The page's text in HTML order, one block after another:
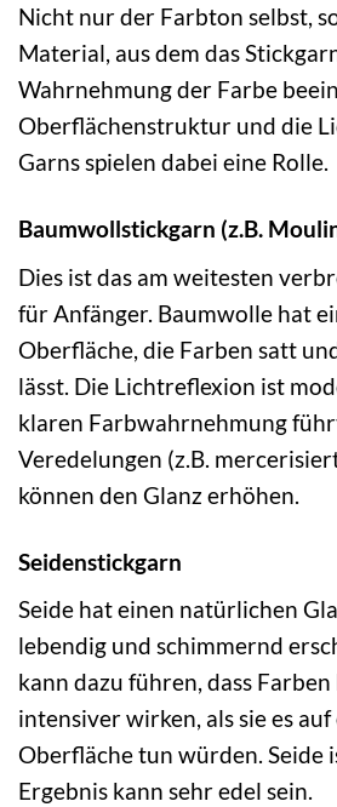
Nicht nur der Farbton selbst,
Material, aus dem das
Wahrnehmung der Farbe
Oberflächenstruktur und die
Garns spielen dabei eine Rolle.
Baumwollstickgarn (z.B.
Dies ist das am weitesten
für Anfänger. Baumwolle hat
Oberfläche, die Farben satt
lässt. Die Lichtreflexion ist
klaren Farbwahrnehmung
Veredelungen (z.B.
können den Glanz erhöhen.
Seidenstickgarn
Seide hat einen natürlichen
lebendig und schimmernd
kann dazu führen, dass
intensiver wirken, als sie es
Oberfläche tun würden. Seide
Ergebnis kann sehr edel sein.